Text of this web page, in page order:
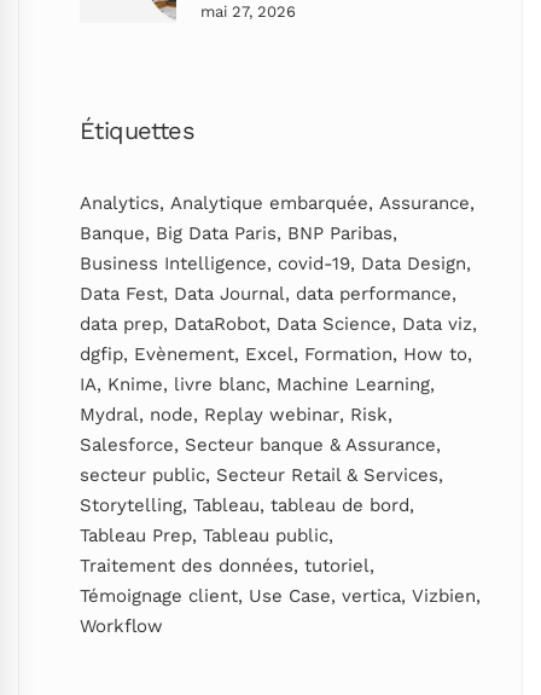
mai 27, 2026
Étiquettes
Analytics, Analytique embarquée, Assurance,
Banque, Big Data Paris, BNP Paribas,
Business Intelligence, covid-19, Data Design,
Data Fest, Data Journal, data performance,
data prep, DataRobot, Data Science, Data viz,
dgfip, Evènement, Excel, Formation, How to,
IA, Knime, livre blanc, Machine Learning,
Mydral, node, Replay webinar, Risk,
Salesforce, Secteur banque & Assurance,
secteur public, Secteur Retail & Services,
Storytelling, Tableau, tableau de bord,
Tableau Prep, Tableau public,
Traitement des données, tutoriel,
Témoignage client, Use Case, vertica, Vizbien,
Workflow